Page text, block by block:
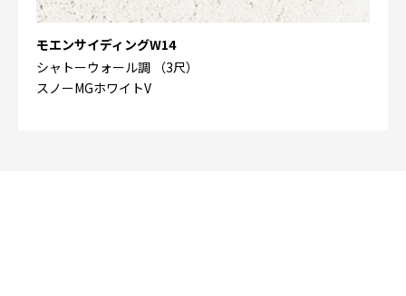
モエンサイディングW14
シャトーウォール調 （3尺）
スノーMGホワイトV